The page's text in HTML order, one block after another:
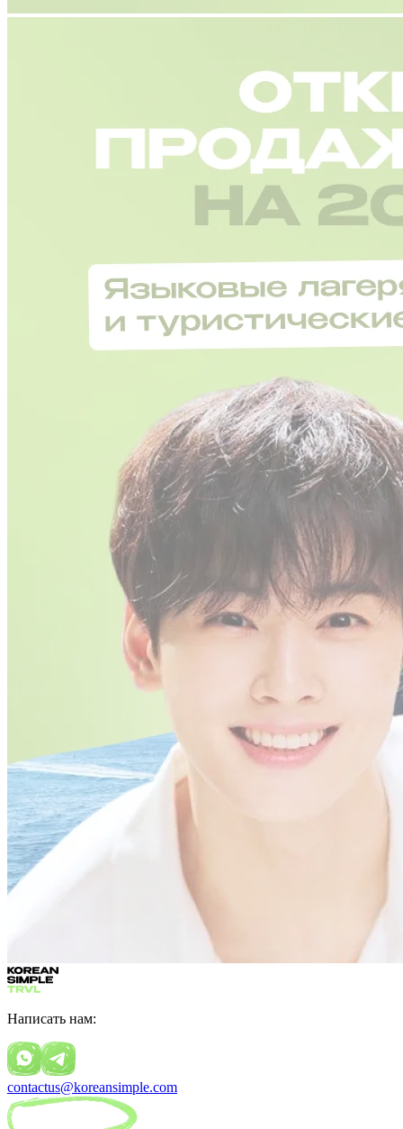
Написать нам:
contactus@koreansimple.com